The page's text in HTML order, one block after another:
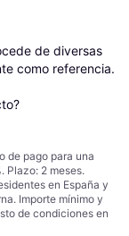
de diversas
como referencia.
de pago para una
Plazo: 2 meses.
en España y
Importe mínimo y
de condiciones en